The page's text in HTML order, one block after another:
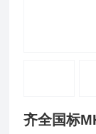
齐全国标